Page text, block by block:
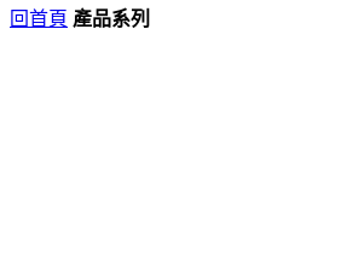
回首頁 產品系列